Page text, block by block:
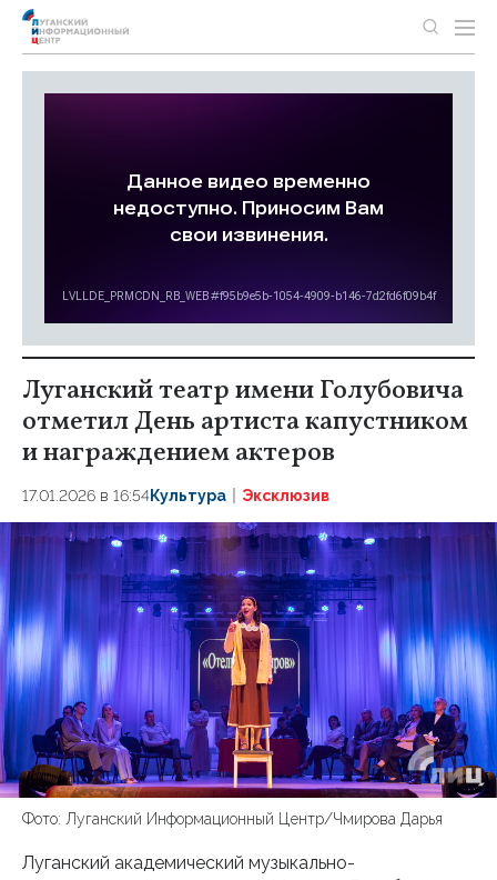
Луганский театр имени Голубовича
отметил День артиста капустником
и награждением актеров
17.01.2026 в 16:54Культура Эксклюзив
Фото: Луганский Информационный Центр/Чмирова Дарья
Луганский академический музыкально-